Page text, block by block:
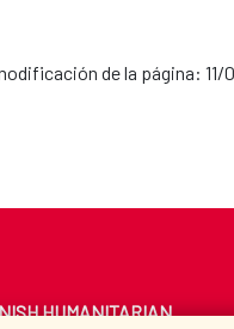
de la página: 11/
HUMANITARIAN